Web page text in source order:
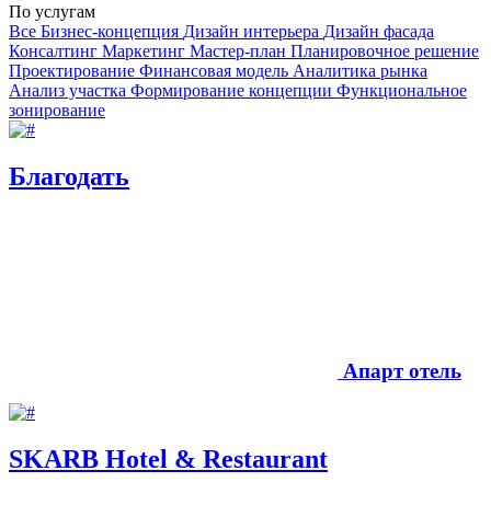
По услугам
Все Бизнес-концепция Дизайн интерьера Дизайн фасада
Консалтинг Маркетинг Мастер‑план Планировочное решение
Проектирование Финансовая модель Аналитика рынка
Анализ участка Формирование концепции Функциональное
зонирование
Благодать
Апарт отель
SKARB Hotel & Restaurant